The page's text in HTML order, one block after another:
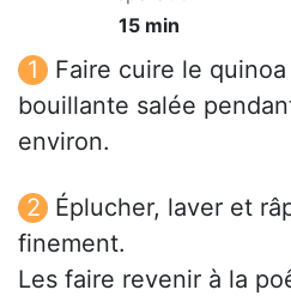
15 min
Faire cuire le
bouillante salée
environ.
Éplucher, laver et
finement.
Les faire revenir à la